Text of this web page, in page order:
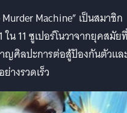
Machine” เป็นสมาชิก
น 11 ซูเปอร์โนวาจากยุคสมัย
าญศิลปะการต่อสู้ป้องกันตัวแล
างรวดเร็ว